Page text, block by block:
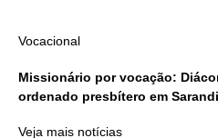
Vocacional
Missionário por vocação:
ordenado presbítero em Sarandi
Veja mais notícias